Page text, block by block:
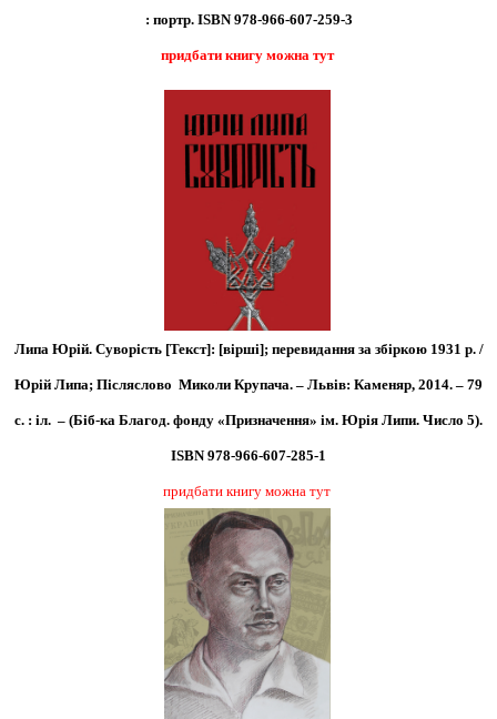
: портр. ISBN 978-966-607-259-3
придбати книгу можна тут
Липа Юрій. Суворість [Текст]: [вірші]; перевидання за збіркою 1931 р. /
Юрій Липа; Післяслово Миколи Крупача. – Львів: Каменяр, 2014. – 79
с. : іл. – (Біб-ка Благод. фонду «Призначення» ім. Юрія Липи. Число 5).
ISBN 978-966-607-285-1
придбати книгу можна тут